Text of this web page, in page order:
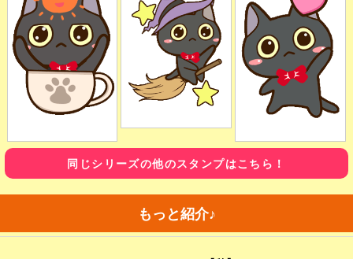
同じシリーズの他のスタンプはこちら！
もっと紹介♪